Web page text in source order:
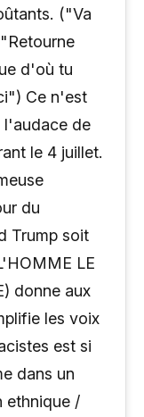
("Va
d'où tu
Ce n'est
l'audace de
le 4 juillet.
du
Trump soit
LE
donne aux
les voix
est si
dans un
ethnique /